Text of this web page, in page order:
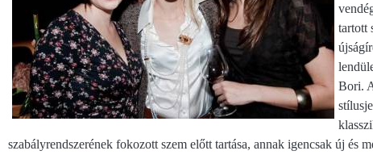
tartott
Bori.
szabályrendszerének fokozott szem előtt tartása, annak igencsak új és